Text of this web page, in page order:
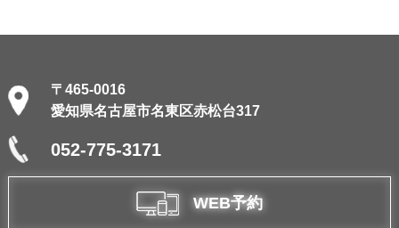
〒465-0016
愛知県名古屋市名東区赤松台317
052-775-3171
WEB予約